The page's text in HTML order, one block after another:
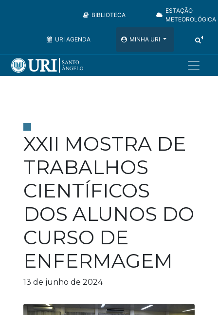
BIBLIOTECA
ESTAÇÃO
METEOROLÓGICA
URI AGENDA MINHA URI
XXII MOSTRA DE
TRABALHOS
CIENTÍFICOS
DOS ALUNOS DO
CURSO DE
ENFERMAGEM
13 de junho de 2024